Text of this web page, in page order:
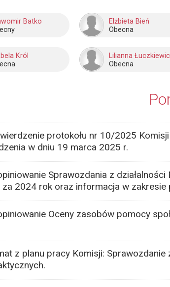
Batko
Elżbieta Bień
Obecna
Król
Lilianna
Obecna
protokołu nr 10/2025
w dniu 19 marca 2025 r.
Sprawozdania z
za 2024 rok oraz informacja w
Oceny zasobów pomocy
z planu pracy Komisji: